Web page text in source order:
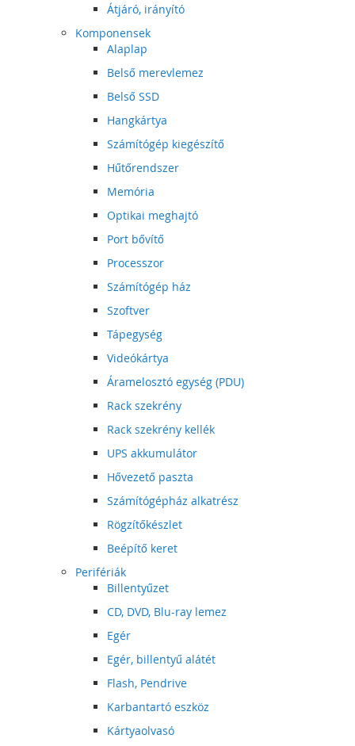
Átjáró, irányító
Komponensek
Alaplap
Belső merevlemez
Belső SSD
Hangkártya
Számítógép kiegészítő
Hűtőrendszer
Memória
Optikai meghajtó
Port bővítő
Processzor
Számítógép ház
Szoftver
Tápegység
Videókártya
Áramelosztó egység (PDU)
Rack szekrény
Rack szekrény kellék
UPS akkumulátor
Hővezető paszta
Számítógépház alkatrész
Rögzítőkészlet
Beépítő keret
Perifériák
Billentyűzet
CD, DVD, Blu-ray lemez
Egér
Egér, billentyű alátét
Flash, Pendrive
Karbantartó eszköz
Kártyaolvasó